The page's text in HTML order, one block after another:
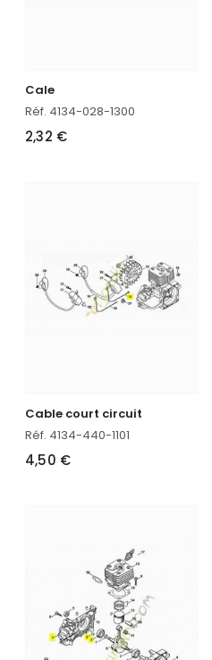
Cale
Réf. 4134-028-1300
2,32 €
Cable court circuit
Réf. 4134-440-1101
4,50 €